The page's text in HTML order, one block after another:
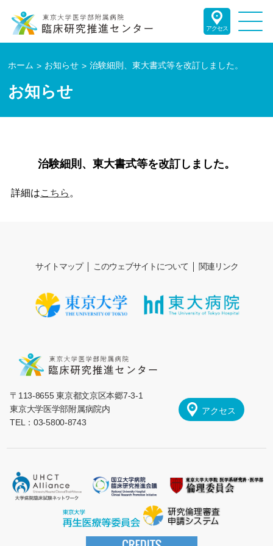
アクセス
ホーム お知らせ 治験細則、東大書式等を改訂しました。
お知らせ
治験細則、東大書式等を改訂しました。
詳細はこちら 。
サイトマップ このウェブサイトについて 関連リンク
〒113-8655 東京都文京区本郷7-3-1
東京大学医学部附属病院内
TEL：03-5800-8743
アクセス